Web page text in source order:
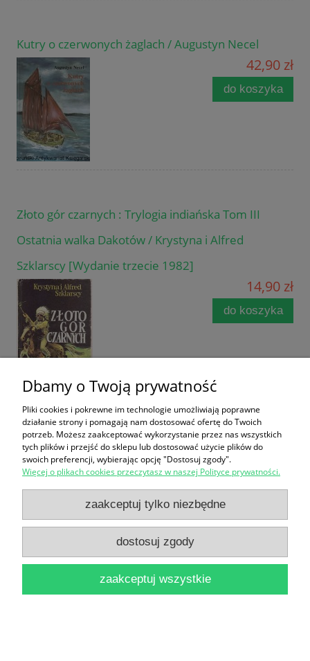
Kutry o czerwonych żaglach / Augustyn Necel
42,90 zł
do koszyka
Złoto gór czarnych : Trylogia indiańska Tom III
Ostatnia walka Dakotów / Krystyna i Alfred
Szklarscy [Wydanie trzecie 1982]
14,90 zł
do koszyka
Mieszkaniec puszczy / Maria Julia Zaleska
do koszyka
Dbamy o Twoją prywatność
Pliki cookies i pokrewne im technologie umożliwiają poprawne
działanie strony i pomagają nam dostosować ofertę do Twoich
potrzeb. Możesz zaakceptować wykorzystanie przez nas wszystkich
tych plików i przejść do sklepu lub dostosować użycie plików do
swoich preferencji, wybierając opcję "Dostosuj zgody".
Więcej o plikach cookies przeczytasz w naszej Polityce prywatności.
zaakceptuj tylko niezbędne
dostosuj zgody
zaakceptuj wszystkie